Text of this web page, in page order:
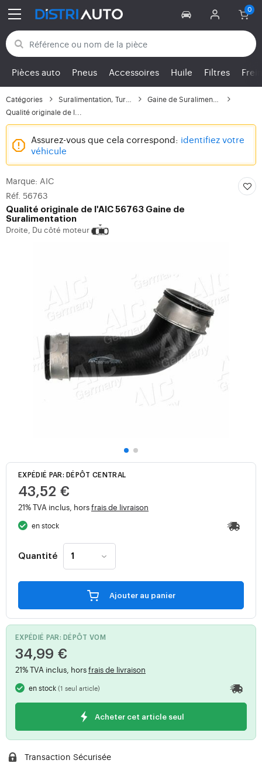
Retour aux catégories
Pièces auto Pneus Accessoires Huile Filtres
Catégories
Qualité originale de l...
Assurez-vous que cela correspond: identifiez votre
véhicule
Marque: AIC
Réf. 56763
Qualité originale de l'AIC 56763 Gaine de
Suralimentation
Droite, Du côté moteur
EXPÉDIÉ PAR: DÉPÔT CENTRAL
43,52 €
21% TVA inclus, horsfrais de livraison
en stock
Quantité
Ajouter au panier
EXPÉDIÉ PAR: DÉPÔT V0M
34,99 €
21% TVA inclus, horsfrais de livraison
en stock(1 seul article)
Acheter cet article seul
Transaction Sécurisée